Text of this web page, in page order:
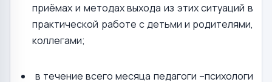
приёмах и методах выхода из этих ситуаций в
практической работе с детьми и родителями,
коллегами;
в течение всего месяца педагоги –психологи